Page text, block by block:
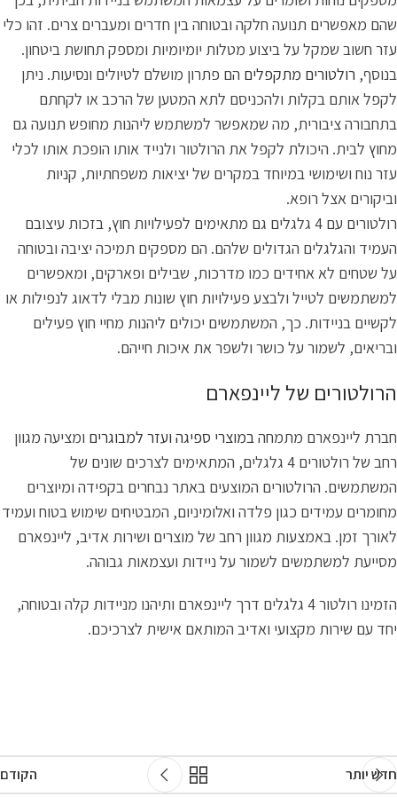
שהם מאפשרים תנועה חלקה ובטוחה בין חדרים ומעברים צרים. זהו כלי
עזר חשוב שמקל על ביצוע מטלות יומיומיות ומספק תחושת ביטחון.
בנוסף, רולטורים מתקפלים הם פתרון מושלם לטיולים ונסיעות. ניתן
לקפל אותם בקלות ולהכניסם לתא המטען של הרכב או לקחתם
בתחבורה ציבורית, מה שמאפשר למשתמש ליהנות מחופש תנועה גם
מחוץ לבית. היכולת לקפל את הרולטור ולנייד אותו הופכת אותו לכלי
עזר נוח ושימושי במיוחד במקרים של יציאות משפחתיות, קניות
וביקורים אצל רופא.
רולטורים עם 4 גלגלים גם מתאימים לפעילויות חוץ, בזכות עיצובם
העמיד והגלגלים הגדולים שלהם. הם מספקים תמיכה יציבה ובטוחה
על שטחים לא אחידים כמו מדרכות, שבילים ופארקים, ומאפשרים
למשתמשים לטייל ולבצע פעילויות חוץ שונות מבלי לדאוג לנפילות או
לקשיים בניידות. כך, המשתמשים יכולים ליהנות מחיי חוץ פעילים
ובריאים, לשמור על כושר ולשפר את איכות חייהם.
הרולטורים של ליינפארם
חברת ליינפארם מתמחה במוצרי ספיגה ועזר למבוגרים ומציעה מגוון
רחב של רולטורים 4 גלגלים, המתאימים לצרכים שונים של
המשתמשים. הרולטורים המוצעים באתר נבחרים בקפידה ומיוצרים
מחומרים עמידים כגון פלדה ואלומיניום, המבטיחים שימוש בטוח ועמיד
לאורך זמן. באמצעות מגוון רחב של מוצרים ושירות אדיב, ליינפארם
מסייעת למשתמשים לשמור על ניידות ועצמאות גבוהה.
הזמינו רולטור 4 גלגלים דרך ליינפארם ותיהנו מניידות קלה ובטוחה,
יחד עם שירות מקצועי ואדיב המותאם אישית לצרכיכם.
חדש יותר הקודם